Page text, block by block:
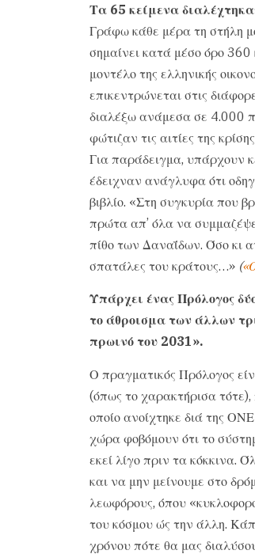
Τα 65 κείμενα
Γράφω κάθε μέρα τη στήλη
σημαίνει κατά μέσο όρο
μοντέλο της ελληνικής
επικεντρώνεται στις
διαλέξω ανάμεσα σε 4.000
φώτιζαν τις αιτίες της
Για παράδειγμα, υπάρχουν
έδειχναν ανάγλυφα ότι
βιβλίο. «Στη συγκυρία που
πρώτα απ’ όλα να
πίθο των Δαναΐδων. Όσο κι
σπατάλες του κράτους…» (
Υπάρχει ένας Πρόλογος
το άθροισμα των άλλων
πρωινό του 2031».
Ο πραγματικός Πρόλογος
(όπως το χαρακτήρισα
οποίο ανοίχτηκε διά της
χώρα φοβόμουν ότι το
εκεί λίγο πριν τα κόκκινα.
και να μην μείνουμε στο
λεωφόρους, όπου
του κόσμου ώς την άλλη.
χρόνου πότε θα μας